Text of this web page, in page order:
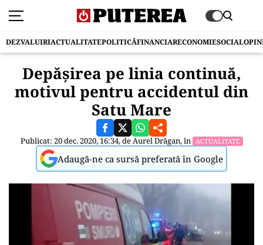
DEZVALUIRIACTUALITATEPOLITICĂFINANCIARECONOMIESOCIAL
Depășirea pe linia continuă,
motivul pentru accidentul din
Satu Mare
Publicat: 20 dec. 2020, 16:34, deAurel Drăgan, în ACTUALITATE
Adaugă-ne ca sursă preferată în Google